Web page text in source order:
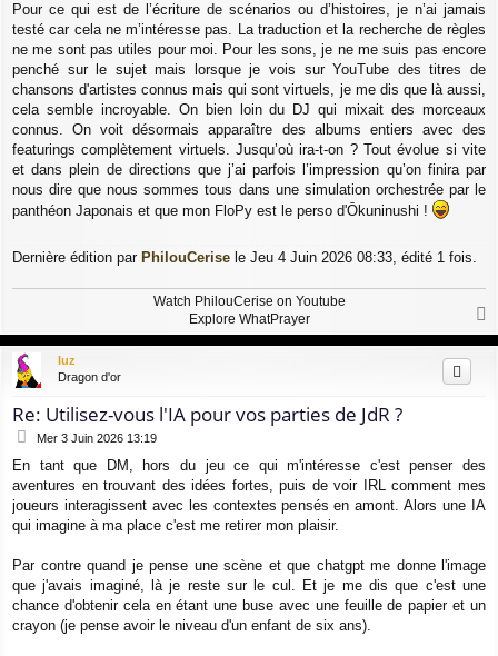
Pour ce qui est de l’écriture de scénarios ou d’histoires, je n’ai jamais
testé car cela ne m’intéresse pas. La traduction et la recherche de règles
ne me sont pas utiles pour moi. Pour les sons, je ne me suis pas encore
penché sur le sujet mais lorsque je vois sur YouTube des titres de
chansons d'artistes connus mais qui sont virtuels, je me dis que là aussi,
cela semble incroyable. On bien loin du DJ qui mixait des morceaux
connus. On voit désormais apparaître des albums entiers avec des
featurings complètement virtuels. Jusqu’où ira-t-on ? Tout évolue si vite
et dans plein de directions que j’ai parfois l’impression qu’on finira par
nous dire que nous sommes tous dans une simulation orchestrée par le
panthéon Japonais et que mon FloPy est le perso d'Ōkuninushi !
Dernière édition par PhilouCerise le Jeu 4 Juin 2026 08:33, édité 1 fois.
Watch PhilouCerise on Youtube
Explore WhatPrayer
a
u
Iuz
Dragon d'or
Re: Utilisez-vous l'IA pour vos parties de JdR ?
M
s
a
g
Mer 3 Juin 2026 13:19
En tant que DM, hors du jeu ce qui m'intéresse c'est penser des
aventures en trouvant des idées fortes, puis de voir IRL comment mes
joueurs interagissent avec les contextes pensés en amont. Alors une IA
qui imagine à ma place c'est me retirer mon plaisir.
Par contre quand je pense une scène et que chatgpt me donne l'image
que j'avais imaginé, là je reste sur le cul. Et je me dis que c'est une
chance d'obtenir cela en étant une buse avec une feuille de papier et un
crayon (je pense avoir le niveau d'un enfant de six ans).